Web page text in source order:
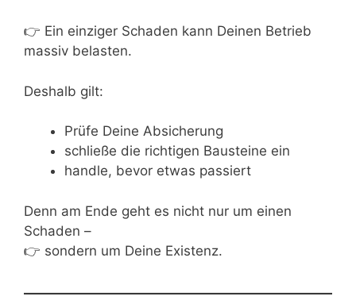
👉 Ein einziger Schaden kann Deinen Betrieb
massiv belasten.
Deshalb gilt:
Prüfe Deine Absicherung
schließe die richtigen Bausteine ein
handle, bevor etwas passiert
Denn am Ende geht es nicht nur um einen
Schaden –
👉 sondern um Deine Existenz.